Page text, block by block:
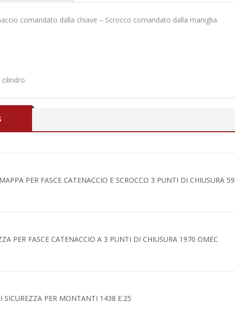
comandato dalla chiave – Scrocco comandato dalla maniglia.
PER FASCE CATENACCIO E SCROCCO 3 PUNTI DI CHIUSURA
PER FASCE CATENACCIO A 3 PUNTI DI CHIUSURA 1970 OMEC
SICUREZZA PER MONTANTI 1438 E.25